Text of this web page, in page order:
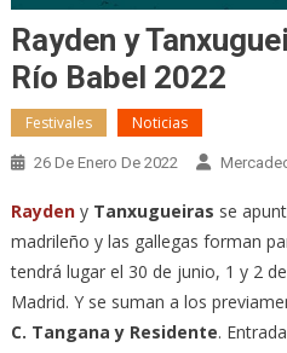
Rayden y
Río Babel 2022
Festivales Noticias
26 De Enero De 2022
Rayden y Tanxugueiras se
madrileño y las gallegas forman
tendrá lugar el 30 de junio, 1 y 2
Madrid. Y se suman a los
C. Tangana y Residente.